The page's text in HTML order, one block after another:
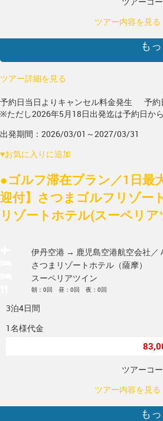
ツアー内容を見る
も
ツアー詳細を見る
予約日当日よりキャンセル料金発生
予約
※ただし2026年5月18日出発迄は予約日か
出発期間：2026/03/01～2027/03/31
♥お気に入りに追加
●ゴルフ滞在プラン／1日最
迎付】さつまゴルフリゾー
リゾートホテル(スーペリ
伊丹空港 → 鹿児島空港航空会社／
さつまリゾートホテル（薩摩）
スーペリアツイン
朝：0回 昼：0回 夜：0回
3泊4日間
1名様代金
ツアーコ
ツアー内容を見る
も